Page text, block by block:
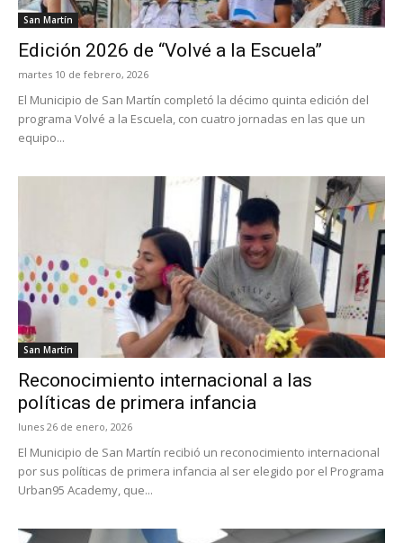
San Martín
Edición 2026 de “Volvé a la Escuela”
martes 10 de febrero, 2026
El Municipio de San Martín completó la décimo quinta edición del
programa Volvé a la Escuela, con cuatro jornadas en las que un
equipo...
San Martín
Reconocimiento internacional a las
políticas de primera infancia
lunes 26 de enero, 2026
El Municipio de San Martín recibió un reconocimiento internacional
por sus políticas de primera infancia al ser elegido por el Programa
Urban95 Academy, que...